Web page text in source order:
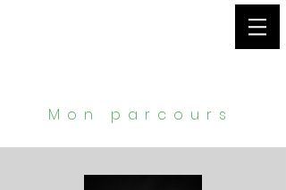
Mon parcours